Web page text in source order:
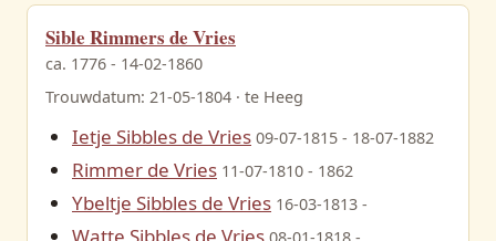
Sible Rimmers de Vries
ca. 1776 - 14-02-1860
Trouwdatum: 21-05-1804 · te Heeg
Ietje Sibbles de Vries 09-07-1815 - 18-07-1882
Rimmer de Vries 11-07-1810 - 1862
Ybeltje Sibbles de Vries 16-03-1813 -